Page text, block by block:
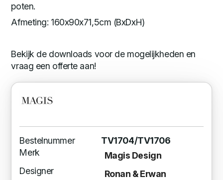
poten.
Afmeting: 160x90x71,5cm (BxDxH)
Bekijk de downloads voor de mogelijkheden en
vraag een offerte aan!
Bestelnummer
TV1704/TV1706
Merk
Magis Design
Designer
Ronan & Erwan